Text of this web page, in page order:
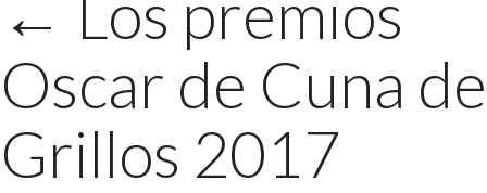
Oscar de Cuna de
Grillos 2017